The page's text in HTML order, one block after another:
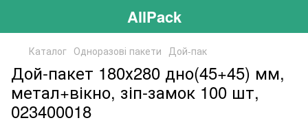
AllPack
Каталог Одноразові пакети Дой-пак
Дой-пакет 180х280 дно(45+45) мм,
метал+вікно, зіп-замок 100 шт,
023400018